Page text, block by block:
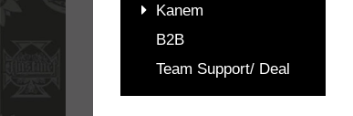
Kanem
B2B
Team Support/ Deal